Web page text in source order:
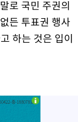
로 국민 주권의
든 투표권 행사
하는 것은 입이